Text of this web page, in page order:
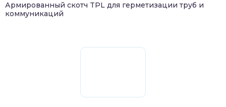
Армированный скотч TPL для герметизации труб и
коммуникаций